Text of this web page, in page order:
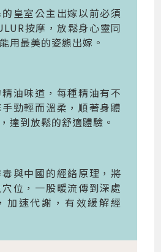
皇室公主出嫁以前必須
按摩，放鬆身心靈同
用最美的姿態出嫁。
油味道，每種精油有不
勁輕而溫柔，順著身體
達到放鬆的舒適體驗。
與中國的經絡原理，將
位，一股暖流傳到深處
加速代謝，有效緩解經